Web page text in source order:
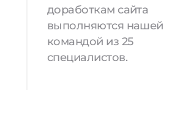
доработкам сайта
выполняются нашей
командой из 25
специалистов.